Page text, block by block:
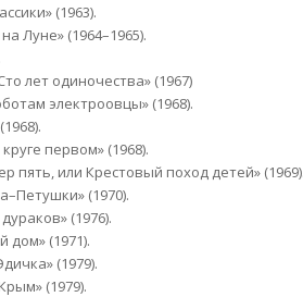
(1963).
Луне» (1964–1965).
лет одиночества» (1967)
электроовцы» (1968).
первом» (1968).
пять, или Крестовый поход детей»
(1970).
(1976).
дом» (1971).
(1979).
(1979).